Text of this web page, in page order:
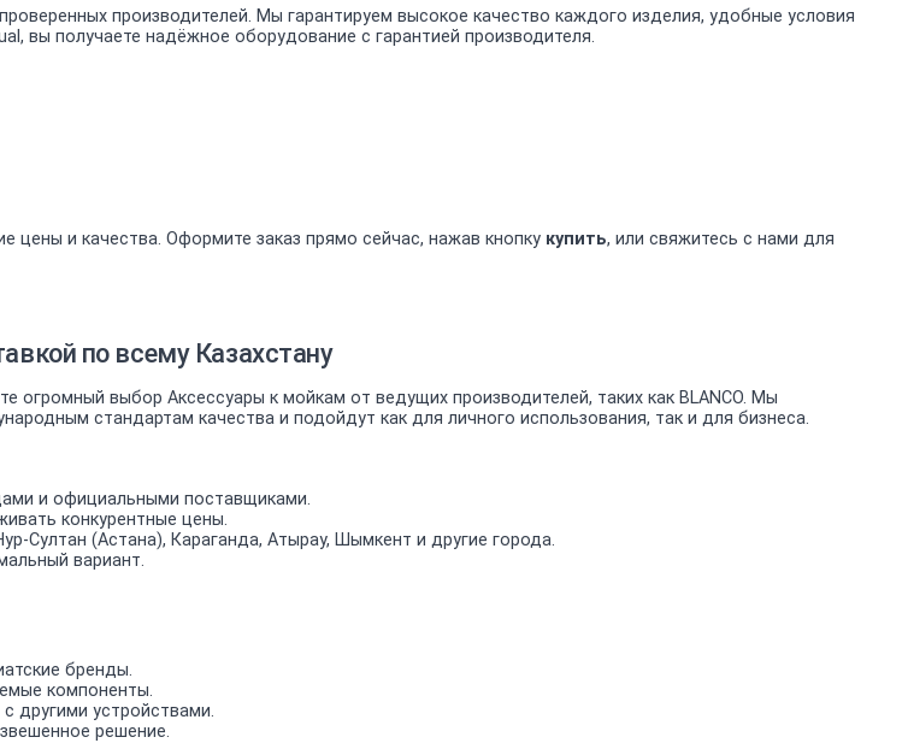
производителей. Мы гарантируем высокое качество каждого изделия, удобные условия
вы получаете надёжное оборудование с гарантией производителя.
цены и качества. Оформите заказ прямо сейчас, нажав кнопку купить, или свяжитесь с нами для
по всему Казахстану
выбор Аксессуары к мойкам от ведущих производителей, таких как BLANCO. Мы
стандартам качества и подойдут как для личного использования, так и для бизнеса.
и официальными поставщиками.
конкурентные цены.
Султан (Астана), Караганда, Атырау, Шымкент и другие города.
вариант.
бренды.
компоненты.
другими устройствами.
решение.